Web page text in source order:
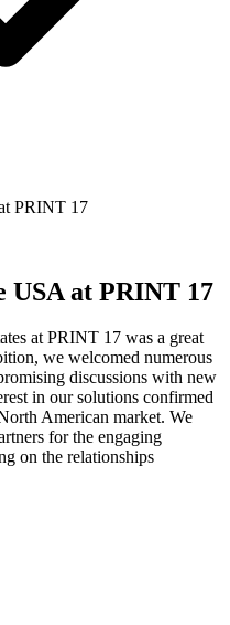
PRINT 17
USA at PRINT 17
at PRINT 17 was a great
we welcomed numerous
discussions with new
in our solutions confirmed
American market. We
for the engaging
on the relationships